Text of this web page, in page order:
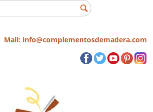
info@complementosdemadera.com